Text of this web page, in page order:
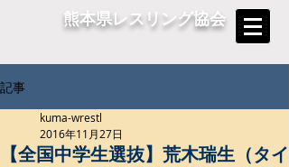
熊本県レスリング協会
記事
【全国中学生選抜】荒木瑞生（タイ
kuma-wrestl
2016年11月27日